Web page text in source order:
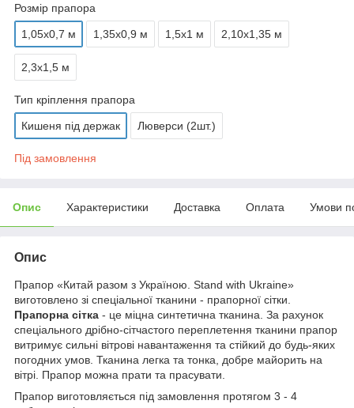
Розмір прапора
1,05х0,7 м 1,35х0,9 м 1,5х1 м 2,10х1,35 м
2,3х1,5 м
Тип кріплення прапора
Кишеня під держак Люверси (2шт.)
Під замовлення
Опис Характеристики Доставка Оплата Умови
Опис
Прапор «Китай разом з Україною. Stand with Ukraine»
виготовлено зі спеціальної тканини - прапорної сітки.
Прапорна сітка - це міцна синтетична тканина. За рахунок
спеціального дрібно-сітчастого переплетення тканини прапор
витримує сильні вітрові навантаження та стійкий до будь-яких
погодних умов. Тканина легка та тонка, добре майорить на
вітрі. Прапор можна прати та прасувати.
Прапор виготовляється під замовлення протягом 3 - 4